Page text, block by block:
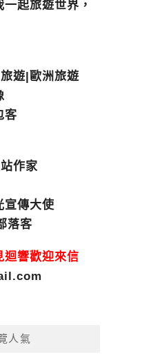
起旅遊世界，
遊|歐洲旅遊
客
作家
宣傳大使
落客
迴響歡迎來信
人氣